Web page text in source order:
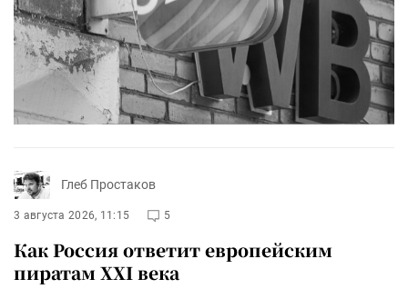
Глеб Простаков
3 августа 2026, 11:15 5
Как Россия ответит европейским
пиратам XXI века